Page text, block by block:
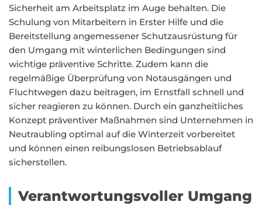
Sicherheit am Arbeitsplatz im Auge behalten. Die
Schulung von Mitarbeitern in Erster Hilfe und die
Bereitstellung angemessener Schutzausrüstung für
den Umgang mit winterlichen Bedingungen sind
wichtige präventive Schritte. Zudem kann die
regelmäßige Überprüfung von Notausgängen und
Fluchtwegen dazu beitragen, im Ernstfall schnell und
sicher reagieren zu können. Durch ein ganzheitliches
Konzept präventiver Maßnahmen sind Unternehmen in
Neutraubling optimal auf die Winterzeit vorbereitet
und können einen reibungslosen Betriebsablauf
sicherstellen.
Verantwortungsvoller Umgang